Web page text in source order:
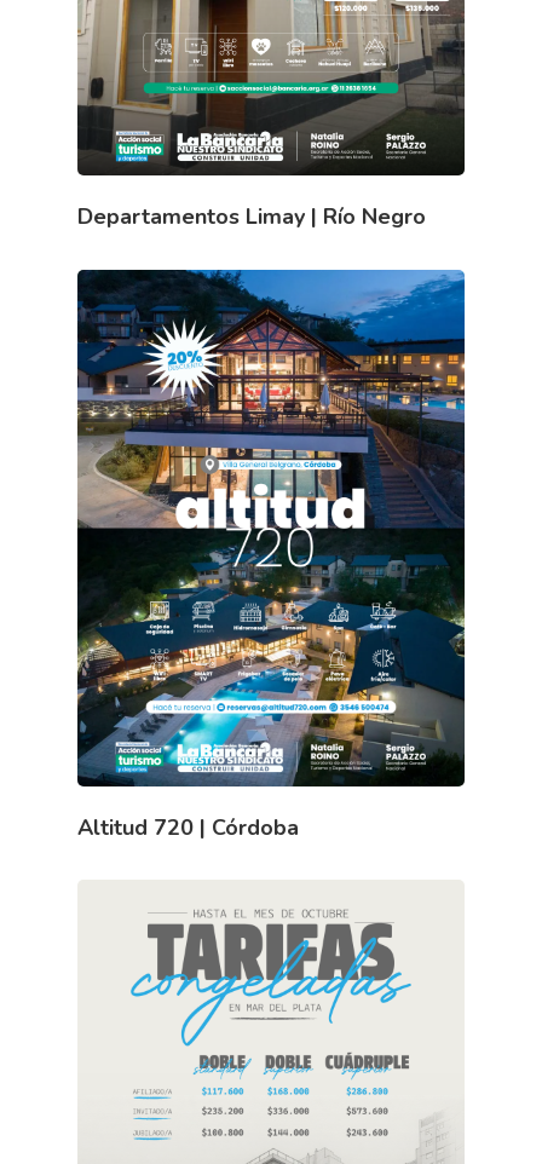
Departamentos Limay | Río Negro
Altitud 720 | Córdoba